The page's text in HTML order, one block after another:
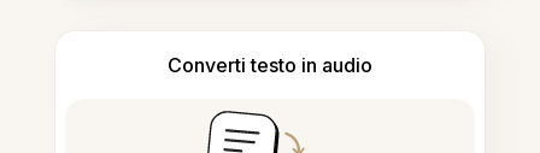
Converti testo in audio